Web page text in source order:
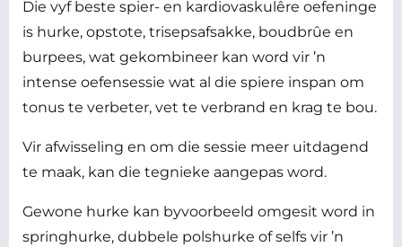
Die vyf beste spier- en kardiovaskulêre oefeninge
is hurke, opstote, trisepsafsakke, boudbrûe en
burpees, wat gekombineer kan word vir ’n
intense oefensessie wat al die spiere inspan om
tonus te verbeter, vet te verbrand en krag te bou.
Vir afwisseling en om die sessie meer uitdagend
te maak, kan die tegnieke aangepas word.
Gewone hurke kan byvoorbeeld omgesit word in
springhurke, dubbele polshurke of selfs vir ’n